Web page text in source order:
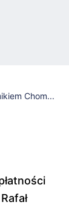
Chom...